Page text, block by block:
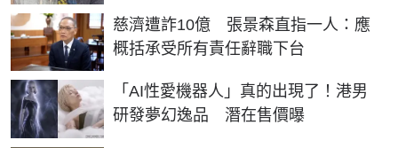
慈濟遭詐10億 張景森直指一人：應
概括承受所有責任辭職下台
「AI性愛機器人」真的出現了！港男
研發夢幻逸品 潛在售價曝